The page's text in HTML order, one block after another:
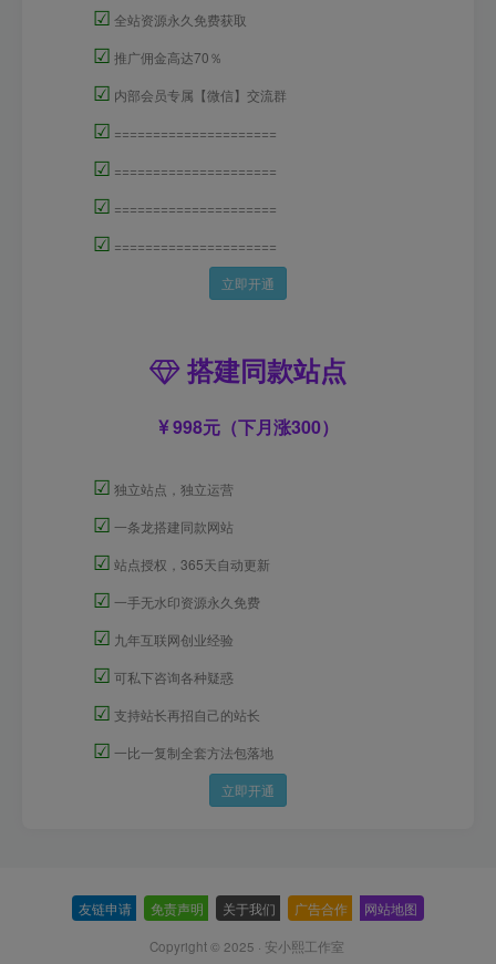
☑ 全站资源永久免费获取
☑ 推广佣金高达70％
☑ 内部会员专属【微信】交流群
☑ =====================
☑ =====================
☑ =====================
☑ =====================
立即开通
搭建同款站点
998元（下月涨300）
☑ 独立站点，独立运营
☑ 一条龙搭建同款网站
☑ 站点授权，365天自动更新
☑ 一手无水印资源永久免费
☑ 九年互联网创业经验
☑ 可私下咨询各种疑惑
☑ 支持站长再招自己的站长
☑ 一比一复制全套方法包落地
立即开通
友链申请 免责声明 关于我们 广告合作 网站地图
Copyright © 2025 · 安小熙工作室